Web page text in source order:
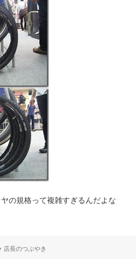
の規格って複雑すぎるんだよな
カ
店長のつぶやき